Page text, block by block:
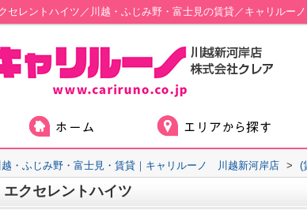
セレントハイツ／川越・ふじみ野・富士見の賃貸／キャリルー
越・ふじみ野・富士見・賃貸｜キャリルーノ 川越新河岸店 > (
エクセレントハイツ